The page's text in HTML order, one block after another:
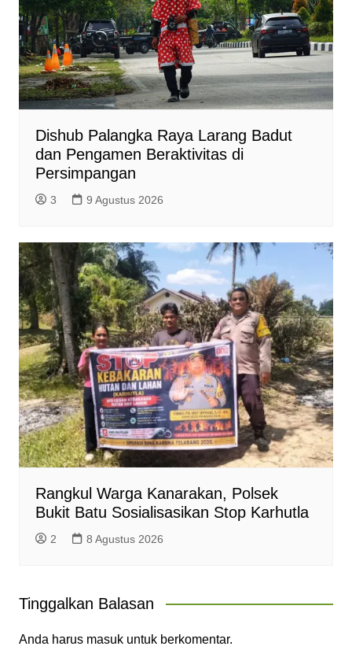
Dishub Palangka Raya Larang Badut
dan Pengamen Beraktivitas di
Persimpangan
3 9 Agustus 2026
Rangkul Warga Kanarakan, Polsek
Bukit Batu Sosialisasikan Stop Karhutla
2 8 Agustus 2026
Tinggalkan Balasan
Anda harus masukuntuk berkomentar.